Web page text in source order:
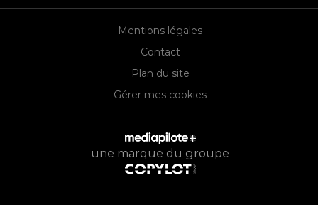
Mentions légales
Contact
Plan du site
Gérer mes cookies
une marque du groupe